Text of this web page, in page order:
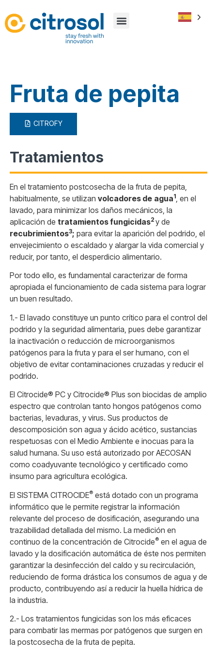
Fruta de pepita
CITROFY
Tratamientos
En el tratamiento postcosecha de la fruta de pepita,
habitualmente, se utilizan volcadores de agua1, en el
lavado, para minimizar los daños mecánicos, la
aplicación de tratamientos fungicidas2 y de
recubrimientos3; para evitar la aparición del podrido, el
envejecimiento o escaldado y alargar la vida comercial y
reducir, por tanto, el desperdicio alimentario.
Por todo ello, es fundamental caracterizar de forma
apropiada el funcionamiento de cada sistema para lograr
un buen resultado.
1.- El lavado constituye un punto crítico para el control del
podrido y la seguridad alimentaria, pues debe garantizar
la inactivación o reducción de microorganismos
patógenos para la fruta y para el ser humano, con el
objetivo de evitar contaminaciones cruzadas y reducir el
podrido.
El Citrocide® PC y Citrocide® Plus son biocidas de amplio
espectro que controlan tanto hongos patógenos como
bacterias, levaduras, y virus. Sus productos de
descomposición son agua y ácido acético, sustancias
respetuosas con el Medio Ambiente e inocuas para la
salud humana. Su uso está autorizado por AECOSAN
como coadyuvante tecnológico y certificado como
insumo para agricultura ecológica.
El SISTEMA CITROCIDE® está dotado con un programa
informático que le permite registrar la información
relevante del proceso de dosificación, asegurando una
trazabilidad detallada del mismo. La medición en
continuo de la concentración de Citrocide® en el agua de
lavado y la dosificación automática de éste nos permiten
garantizar la desinfección del caldo y su recirculación,
reduciendo de forma drástica los consumos de agua y de
producto, contribuyendo así a reducir la huella hídrica de
la industria.
2.- Los tratamientos fungicidas son los más eficaces
para combatir las mermas por patógenos que surgen en
la postcosecha de la fruta de pepita.